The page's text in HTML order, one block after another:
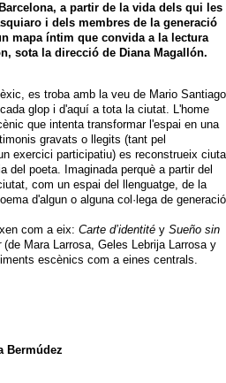
a partir de la vida dels qui les
i dels membres de la generació
mapa íntim que convida a la lectura
sota la direcció de Diana Magallón.
es troba amb la veu de Mario Santiago
glop i d'aquí a tota la ciutat. L'home
que intenta transformar l'espai en una
gravats o llegits (tant pel
exercici participatiu) es reconstrueix
del poeta. Imaginada perquè a partir del
com un espai del llenguatge, de la
d'algun o alguna col·lega de
com a eix: Carte d’identité y Sueño sin
(de Mara Larrosa, Geles Lebrija Larrosa y
escènics com a eines centrals.
Bermúdez